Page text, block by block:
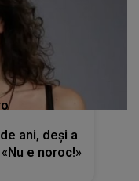
ani, deși a
e noroc!»